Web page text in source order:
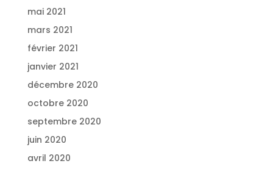
mai 2021
mars 2021
février 2021
janvier 2021
décembre 2020
octobre 2020
septembre 2020
juin 2020
avril 2020